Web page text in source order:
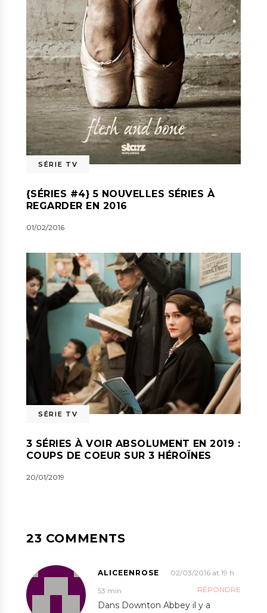
SÉRIE TV
{SÉRIES #4} 5 NOUVELLES SÉRIES À
REGARDER EN 2016
01/02/2016
SÉRIE TV
3 SÉRIES À VOIR ABSOLUMENT EN 2019 :
COUPS DE COEUR SUR 3 HÉROÏNES
20/01/2019
23 COMMENTS
ALICEENROSE
02/03/2016 at 19 h
53 min
RÉPONDRE
Dans Downton Abbey il y a